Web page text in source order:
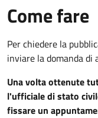
Come fare
Per chiedere la
inviare la domanda di
Una volta ottenute
l'ufficiale di stato
fissare un